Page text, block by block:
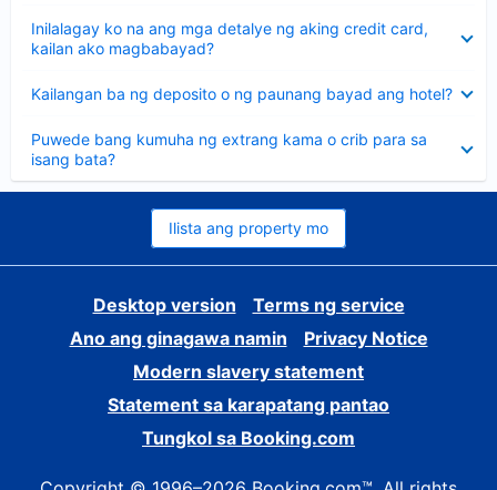
Inilalagay ko na ang mga detalye ng aking credit card,
kailan ako magbabayad?
ang
sagot
Kailangan ba ng deposito o ng paunang bayad ang hotel?
ang
Puwede bang kumuha ng extrang kama o crib para sa
isang bata?
ang
sagot
Ilista ang property mo
Desktop version
Terms ng service
Ano ang ginagawa namin
Privacy Notice
Modern slavery statement
Statement sa karapatang pantao
Tungkol sa Booking.com